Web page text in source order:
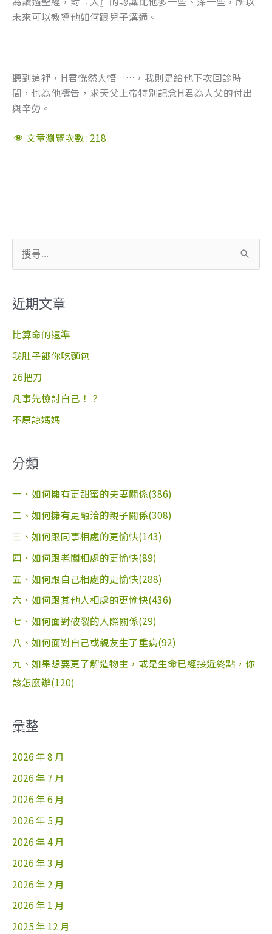
未來可以教導他如何跟兒子溝通。
聽到這裡，H君恍然大悟……，我則是給他下次回診時
間，也為他禱告，求天父上帝特別記念H君為人父的付出
與辛勞。
文章瀏覽次數 : 218
尋
鍵
字
:
近期文章
比算命的還準
我肚子餓你吃麵包
26把刀
凡事先檢討自己！？
不原諒媽媽
分類
一、如何擁有更甜蜜的夫妻關係(386)
二、如何擁有更融洽的親子關係(308)
三、如何跟同事相處的更愉快(143)
四、如何跟老闆相處的更愉快(89)
五、如何跟自己相處的更愉快(288)
六、如何跟其他人相處的更愉快(436)
七、如何面對破裂的人際關係(29)
八、如何面對自己或親友生了重病(92)
九、如果想要更了解造物主，或是生命已經接近終點，你
該怎麼辦(120)
彙整
2026 年 8 月
2026 年 7 月
2026 年 6 月
2026 年 5 月
2026 年 4 月
2026 年 3 月
2026 年 2 月
2026 年 1 月
2025 年 12 月